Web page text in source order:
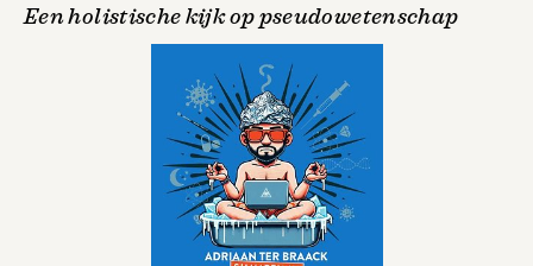
Een holistische kijk op pseudowetenschap